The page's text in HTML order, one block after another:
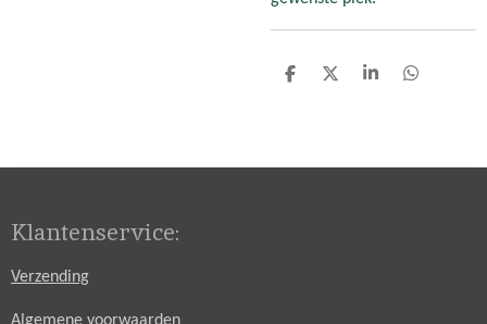
D
D
S
D
Klantenservice:
Verzending